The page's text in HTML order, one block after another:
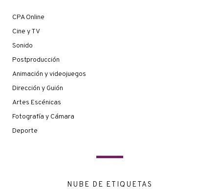
CPA Online
Cine y TV
Sonido
Postproducción
Animación y videojuegos
Dirección y Guión
Artes Escénicas
Fotografía y Cámara
Deporte
NUBE DE ETIQUETAS